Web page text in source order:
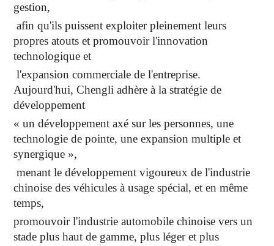
gestion,
afin qu'ils puissent exploiter pleinement leurs
propres atouts et promouvoir l'innovation
technologique et
l'expansion commerciale de l'entreprise.
Aujourd'hui, Chengli adhère à la stratégie de
développement
« un développement axé sur les personnes, une
technologie de pointe, une expansion multiple et
synergique »,
menant le développement vigoureux de l'industrie
chinoise des véhicules à usage spécial, et en même
temps,
promouvoir l'industrie automobile chinoise vers un
stade plus haut de gamme, plus léger et plus